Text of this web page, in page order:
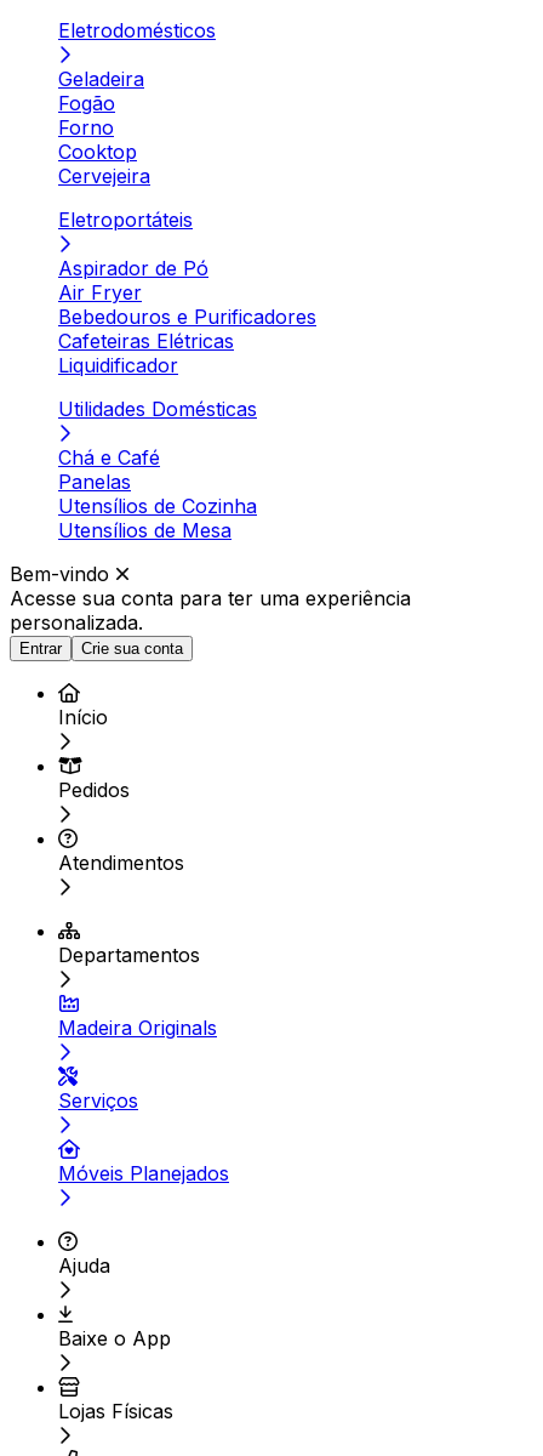
Eletrodomésticos
Geladeira
Fogão
Forno
Cooktop
Cervejeira
Eletroportáteis
Aspirador de Pó
Air Fryer
Bebedouros e Purificadores
Cafeteiras Elétricas
Liquidificador
Utilidades Domésticas
Chá e Café
Panelas
Utensílios de Cozinha
Utensílios de Mesa
Bem-vindo
Acesse sua conta para ter uma experiência
personalizada.
Entrar Crie sua conta
Início
Pedidos
Atendimentos
Departamentos
Madeira Originals
Serviços
Móveis Planejados
Ajuda
Baixe o App
Lojas Físicas